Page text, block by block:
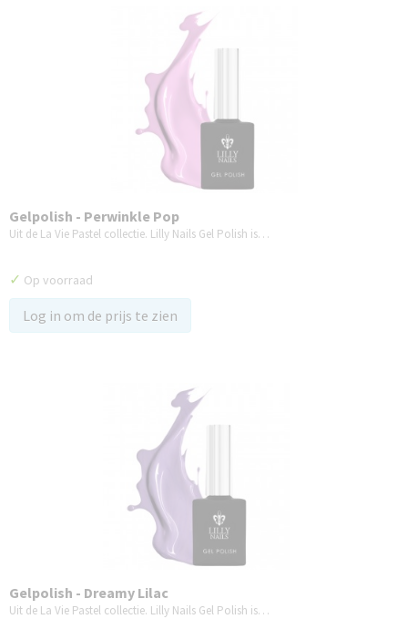
Gelpolish - Perwinkle Pop
Uit de La Vie Pastel collectie. Lilly Nails Gel Polish is…
✓ Op voorraad
Log in om de prijs te zien
Gelpolish - Dreamy Lilac
Uit de La Vie Pastel collectie. Lilly Nails Gel Polish is…